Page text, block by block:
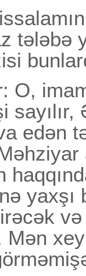
tələbə
edən
Mən